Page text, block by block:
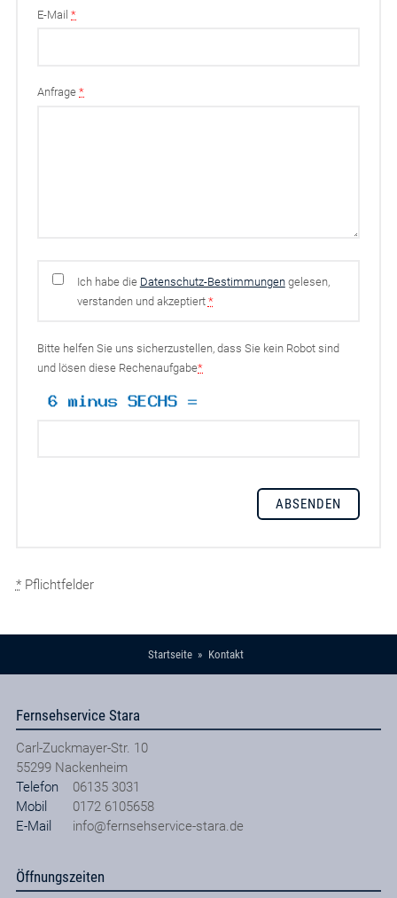
E-Mail*
Anfrage*
Ich habe die Datenschutz-Bestimmungengelesen,
verstanden und akzeptiert *
Bitte helfen Sie uns sicherzustellen, dass Sie kein Robot sind
und lösen diese Rechenaufgabe*
*Pflichtfelder
Startseite Kontakt
Fernsehservice Stara
Carl-Zuckmayer-Str. 10
55299 Nackenheim
Telefon
06135 3031
Mobil
0172 6105658
E-Mail
info@fernsehservice-stara.de
Öffnungszeiten